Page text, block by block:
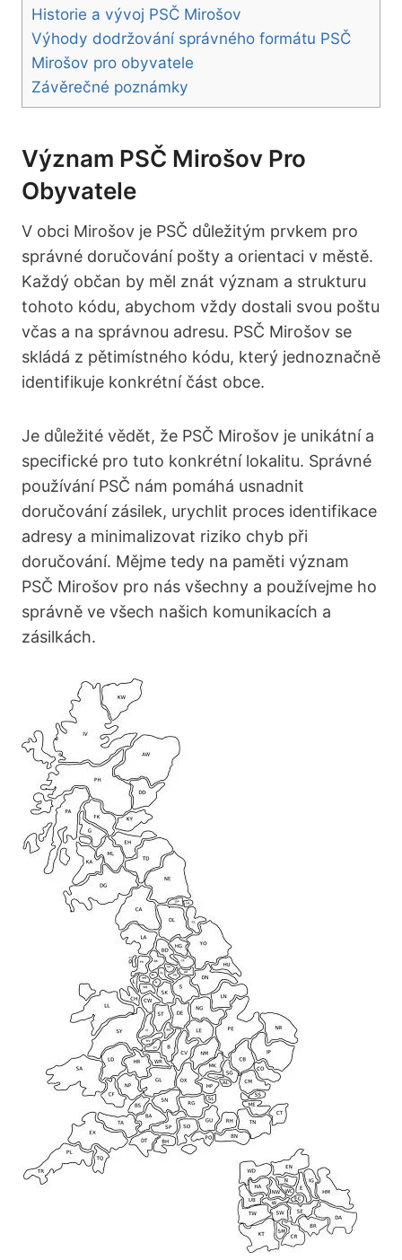
Historie a vývoj PSČ Mirošov
Výhody dodržování správného formátu PSČ
Mirošov pro obyvatele
Závěrečné poznámky
Význam PSČ Mirošov Pro
Obyvatele
V obci Mirošov je PSČ důležitým prvkem pro
správné doručování pošty a orientaci v městě.
Každý občan by měl znát význam a strukturu
tohoto kódu, abychom vždy dostali svou poštu
včas a na správnou adresu. PSČ Mirošov se
skládá z pětimístného kódu, který jednoznačně
identifikuje konkrétní část obce.
Je důležité vědět, že PSČ Mirošov je unikátní a
specifické pro tuto konkrétní lokalitu. Správné
používání PSČ nám pomáhá usnadnit
doručování zásilek, urychlit proces identifikace
adresy a minimalizovat riziko chyb při
doručování. Mějme tedy na paměti význam
PSČ Mirošov pro nás všechny a používejme ho
správně ve všech našich komunikacích a
zásilkách.